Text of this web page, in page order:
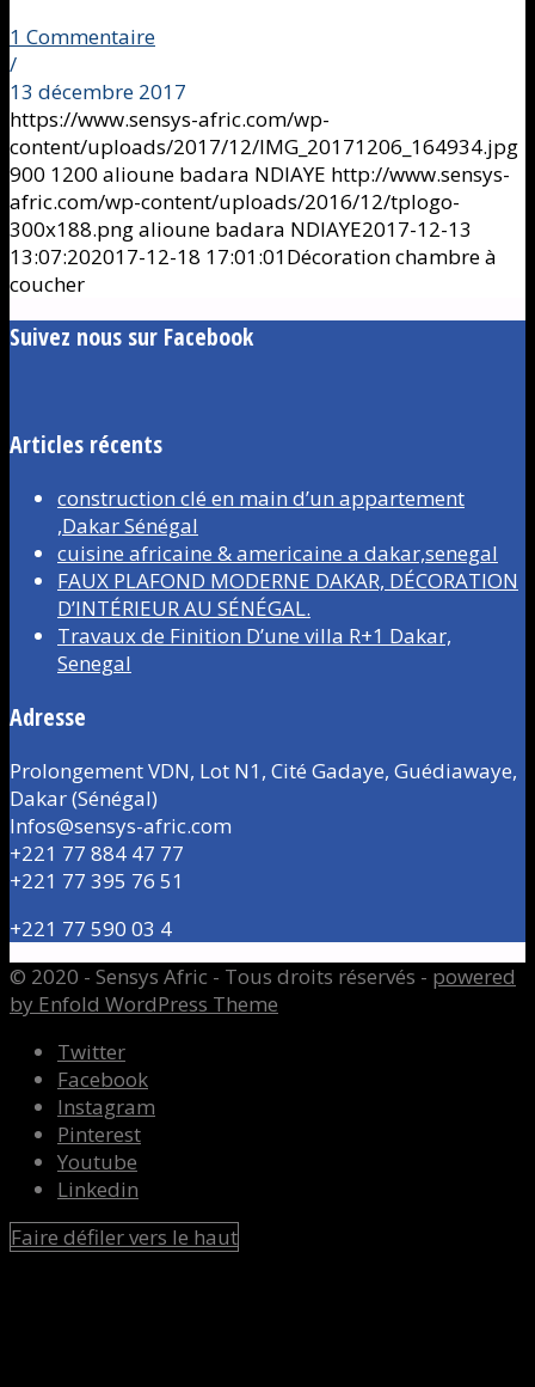
1 Commentaire
/
13 décembre 2017
https://www.sensys-afric.com/wp-
content/uploads/2017/12/IMG_20171206_164934.jpg
900 1200 alioune badara NDIAYE http://www.sensys-
afric.com/wp-content/uploads/2016/12/tplogo-
300x188.pngalioune badara NDIAYE2017-12-13
13:07:202017-12-18 17:01:01Décoration chambre à
coucher
Suivez nous sur Facebook
Articles récents
construction clé en main d’un appartement
,Dakar Sénégal
cuisine africaine & americaine a dakar,senegal
FAUX PLAFOND MODERNE DAKAR, DÉCORATION
D’INTÉRIEUR AU SÉNÉGAL.
Travaux de Finition D’une villa R+1 Dakar,
Senegal
Adresse
Prolongement VDN, Lot N1, Cité Gadaye, Guédiawaye,
Dakar (Sénégal)
Infos@sensys-afric.com
+221 77 884 47 77
+221 77 395 76 51
+221 77 590 03 4
© 2020 - Sensys Afric - Tous droits réservés - powered
by Enfold WordPress Theme
Twitter
Facebook
Instagram
Pinterest
Youtube
Linkedin
Faire défiler vers le haut